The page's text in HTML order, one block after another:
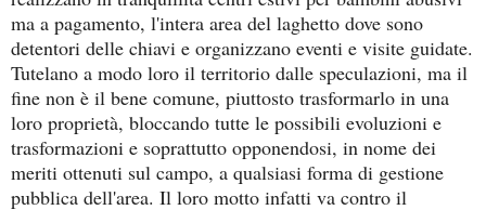
ma a pagamento, l'intera area del laghetto dove sono
detentori delle chiavi e organizzano eventi e visite guidate.
Tutelano a modo loro il territorio dalle speculazioni, ma il
fine non è il bene comune, piuttosto trasformarlo in una
loro proprietà, bloccando tutte le possibili evoluzioni e
trasformazioni e soprattutto opponendosi, in nome dei
meriti ottenuti sul campo, a qualsiasi forma di gestione
pubblica dell'area. Il loro motto infatti va contro il